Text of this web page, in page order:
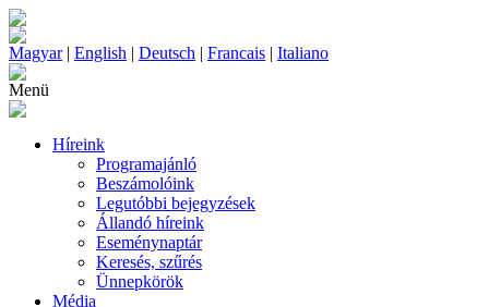
Magyar| English | Deutsch | Francais | Italiano
Menü
Híreink
Programajánló
Beszámolóink
Legutóbbi bejegyzések
Állandó híreink
Eseménynaptár
Keresés, szűrés
Ünnepkörök
Média